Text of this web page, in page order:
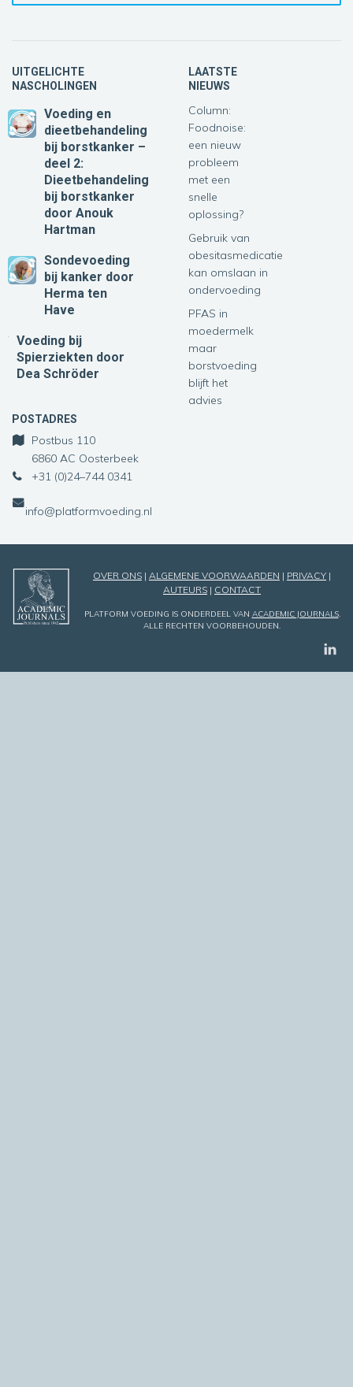
UITGELICHTE
NASCHOLINGEN
Voeding en
dieetbehandeling
bij borstkanker –
deel 2:
Dieetbehandeling
bij borstkanker
door Anouk
Hartman
Sondevoeding
bij kanker door
Herma ten
Have
Voeding bij
Spierziekten door
Dea Schröder
LAATSTE
NIEUWS
Column:
Foodnoise:
een nieuw
probleem
met een
snelle
oplossing?
Gebruik van
obesitasmedicatie
kan omslaan in
ondervoeding
PFAS in
moedermelk
maar
borstvoeding
blijft het
advies
POSTADRES
Postbus 110
6860 AC Oosterbeek
+31 (0)24–744 0341
info@platformvoeding.nl
OVER ONS | ALGEMENE VOORWAARDEN | PRIVACY |
AUTEURS | CONTACT
PLATFORM VOEDING IS ONDERDEEL VAN ACADEMIC JOURNALS.
ALLE RECHTEN VOORBEHOUDEN.